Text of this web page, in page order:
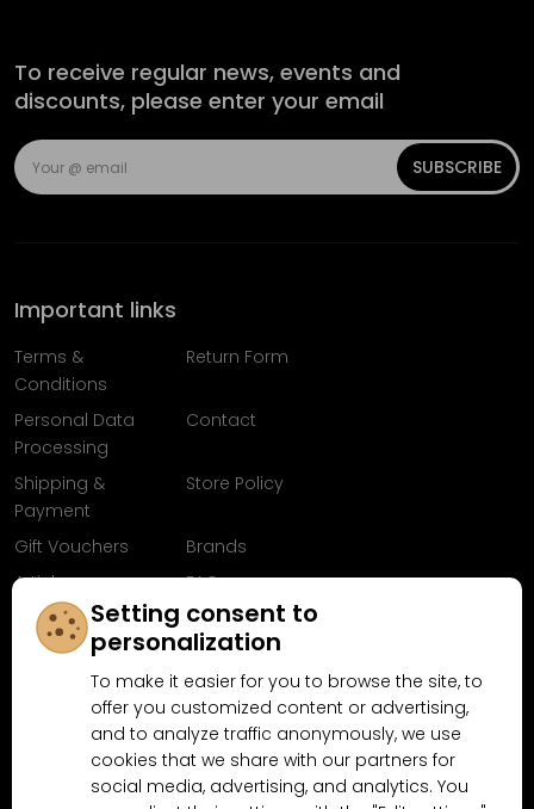
To receive regular news, events and
discounts, please enter your email
SUBSCRIBE
Important links
Terms &
Conditions
Return Form
Personal Data
Processing
Contact
Shipping &
Payment
Store Policy
Gift Vouchers
Brands
Articles
FAQ
Follow us on
Facebook
Why shop at MN-Modelar.com
Setting consent to
personalization
To make it easier for you to browse the site, to
offer you customized content or advertising,
and to analyze traffic anonymously, we use
cookies that we share with our partners for
social media, advertising, and analytics. You